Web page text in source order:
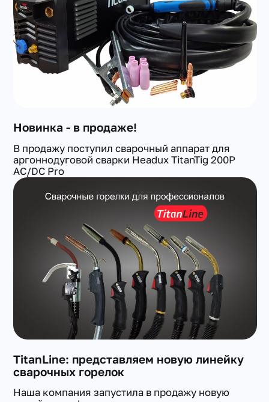
Новинка - в продаже!
В продажу поступил сварочный аппарат для
аргоннодуговой сварки Headux TitanTig 200P
AC/DC Pro
TitanLine: представляем новую линейку
сварочных горелок
Наша компания запустила в продажу новую